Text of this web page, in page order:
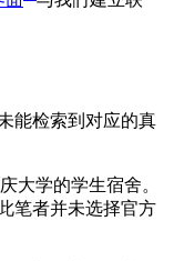
能检索到对应的真
大学的学生宿舍。
笔者并未选择官方